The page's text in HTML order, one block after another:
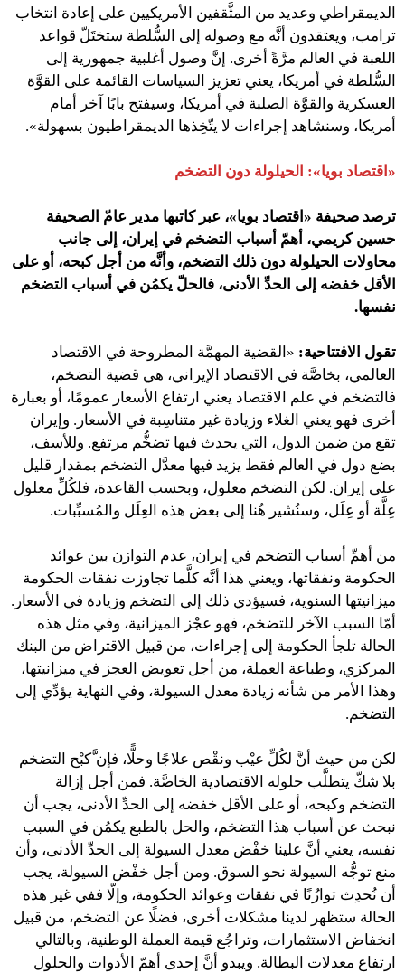
الديمقراطي وعديد من المثَّقفين الأمريكيين على إعادة انتخاب
ترامب، ويعتقدون أنَّه مع وصوله إلى السُّلطة ستختَلّ قواعد
اللعبة في العالم مرَّةً أخرى. إنَّ وصول أغلبية جمهورية إلى
السُّلطة في أمريكا، يعني تعزيز السياسات القائمة على القوَّة
العسكرية والقوَّة الصلبة في أمريكا، وسيفتح بابًا آخر أمام
أمريكا، وسنشاهد إجراءات لا يتّخِذها الديمقراطيون بسهولة».
«اقتصاد بويا»: الحيلولة دون التضخم
ترصد صحيفة «اقتصاد بويا»، عبر كاتبها مدير عامّ الصحيفة
حسين كريمي، أهمّ أسباب التضخم في إيران، إلى جانب
محاولات الحيلولة دون ذلك التضخم، وأنَّه من أجل كبحه، أو على
الأقل خفضه إلى الحدِّ الأدنى، فالحلّ يكمُن في أسباب التضخم
نفسها.
تقول الافتتاحية: «القضية المهمَّة المطروحة في الاقتصاد
العالمي، بخاصَّة في الاقتصاد الإيراني، هي قضية التضخم،
فالتضخم في علم الاقتصاد يعني ارتفاع الأسعار عمومًا، أو بعبارة
أخرى فهو يعني الغلاء وزيادة غير متناسِبة في الأسعار. وإيران
تقع من ضمن الدول، التي يحدث فيها تضخُّم مرتفع. وللأسف،
بضع دول في العالم فقط يزيد فيها معدَّل التضخم بمقدار قليل
على إيران. لكن التضخم معلول، وبحسب القاعدة، فلكُلِّ معلول
عِلَّة أو عِلَل، وسنُشير هُنا إلى بعض هذه العِلَل والمُسبِّبات.
من أهمِّ أسباب التضخم في إيران، عدم التوازن بين عوائد
الحكومة ونفقاتها، ويعني هذا أنَّه كلَّما تجاوزت نفقات الحكومة
ميزانيتها السنوية، فسيؤدي ذلك إلى التضخم وزيادة في الأسعار.
أمّا السبب الآخر للتضخم، فهو عجْز الميزانية، وفي مثل هذه
الحالة تلجأ الحكومة إلى إجراءات، من قبيل الاقتراض من البنك
المركزي، وطباعة العملة، من أجل تعويض العجز في ميزانيتها،
وهذا الأمر من شأنه زيادة معدل السيولة، وفي النهاية يؤدِّي إلى
التضخم.
لكن من حيث أنَّ لكُلِّ عيْب ونقْص علاجًا وحلًّا، فإن َّكبْح التضخم
بلا شكّ يتطلَّب حلوله الاقتصادية الخاصَّة. فمن أجل إزالة
التضخم وكبحه، أو على الأقل خفضه إلى الحدِّ الأدنى، يجب أن
نبحث عن أسباب هذا التضخم، والحل بالطبع يكمُن في السبب
نفسه، يعني أنَّ علينا خفْض معدل السيولة إلى الحدِّ الأدنى، وأن
منع توجُّه السيولة نحو السوق. ومن أجل خفْض السيولة، يجب
أن نُحدِث توازُنًا في نفقات وعوائد الحكومة، وإلّا ففي غير هذه
الحالة ستظهر لدينا مشكلات أخرى، فضلًا عن التضخم، من قبيل
انخفاض الاستثمارات، وتراجُع قيمة العملة الوطنية، وبالتالي
ارتفاع معدلات البطالة. ويبدو أنَّ إحدى أهمّ الأدوات والحلول